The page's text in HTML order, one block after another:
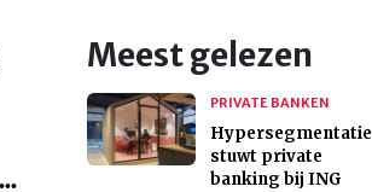
Meest gelezen
PRIVATE BANKEN
Hypersegmentatie
stuwt private
banking bij ING